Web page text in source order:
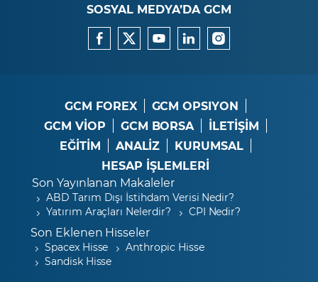
SOSYAL MEDYA’DA GCM
GCM FOREX
GCM OPSIYON
GCM VİOP
GCM BORSA
İLETİŞİM
EĞİTİM
ANALİZ
KURUMSAL
HESAP İŞLEMLERİ
Son Yayınlanan Makaleler
ABD Tarım Dışı İstihdam Verisi Nedir?
Yatırım Araçları Nelerdir?
CPI Nedir?
Son Eklenen Hisseler
Spacex Hisse
Anthropic Hisse
Sandisk Hisse